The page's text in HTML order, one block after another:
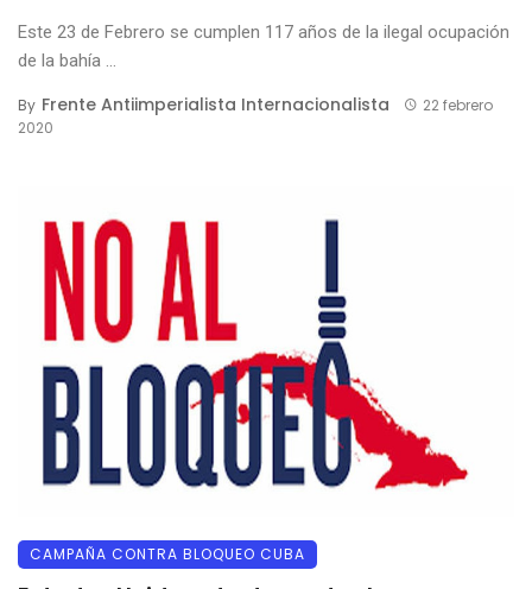
Este 23 de Febrero se cumplen 117 años de la ilegal ocupación
de la bahía ...
By Frente Antiimperialista Internacionalista
22 febrero
2020
CAMPAÑA CONTRA BLOQUEO CUBA